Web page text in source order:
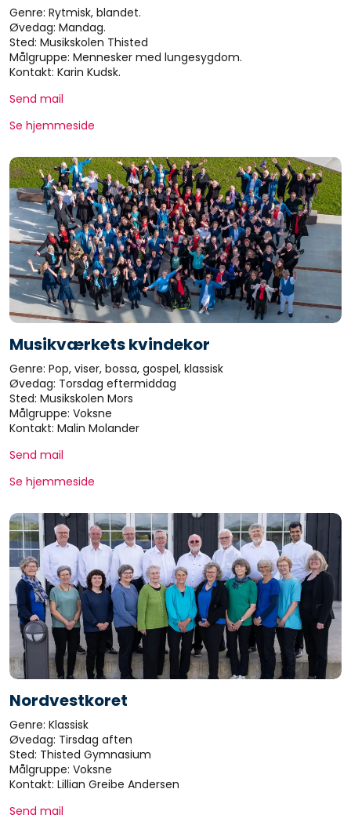
Genre: Rytmisk, blandet.
Øvedag: Mandag.
Sted: Musikskolen Thisted
Målgruppe: Mennesker med lungesygdom.
Kontakt: Karin Kudsk.
Send mail
Se hjemmeside
Musikværkets kvindekor
Genre: Pop, viser, bossa, gospel, klassisk
Øvedag: Torsdag eftermiddag
Sted: Musikskolen Mors
Målgruppe: Voksne
Kontakt: Malin Molander
Send mail
Se hjemmeside
Nordvestkoret
Genre: Klassisk
Øvedag: Tirsdag aften
Sted: Thisted Gymnasium
Målgruppe: Voksne
Kontakt: Lillian Greibe Andersen
Send mail